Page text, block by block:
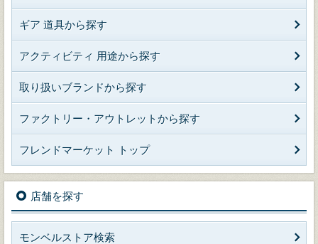
ギア 道具から探す
アクティビティ 用途から探す
取り扱いブランドから探す
ファクトリー・アウトレットから探す
フレンドマーケット トップ
店舗を探す
モンベルストア検索